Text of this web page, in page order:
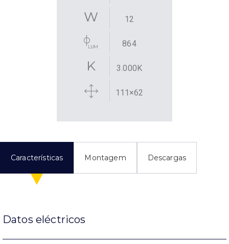
12
864
3.000K
111×62
Características Montagem Descargas
Datos eléctricos